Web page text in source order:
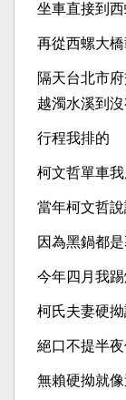
坐車直接到
再從西螺大
隔天台北市
越濁水溪到
行程我排的
柯文哲單車
當年柯文哲
因為黑鍋都
今年四月我
柯氏夫妻硬
絕口不提半
無賴硬拗就